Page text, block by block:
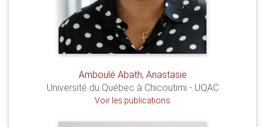
Amboulé Abath, Anastasie
Université du Québec à Chicoutimi - UQAC
Voir les publications